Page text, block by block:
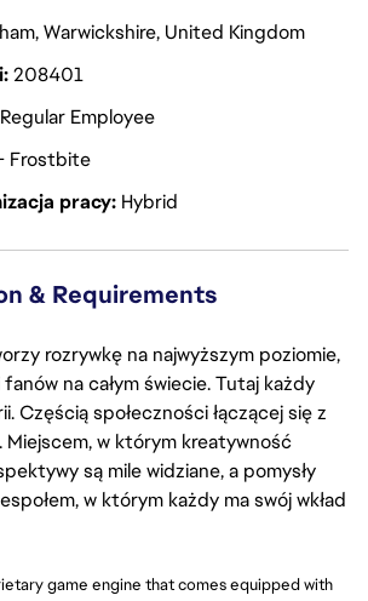
Warwickshire, United Kingdom
208401
Regular Employee
Frostbite
pracy Hybrid
& Requirements
rozrywkę na najwyższym poziomie,
na całym świecie. Tutaj każdy
Częścią społeczności łączącej się z
Miejscem, w którym kreatywność
są mile widziane, a pomysły
w którym każdy ma swój wkład
game engine that comes equipped with